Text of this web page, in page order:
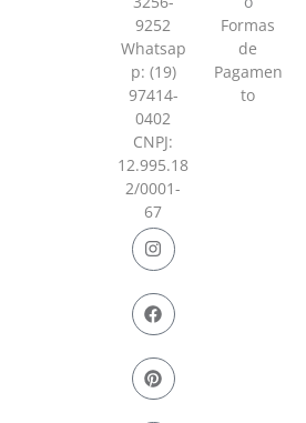
9252
Whatsap
p: (19)
97414-
0402
CNPJ:
12.995.18
2/0001-
67
Formas
de
Pagamen
to